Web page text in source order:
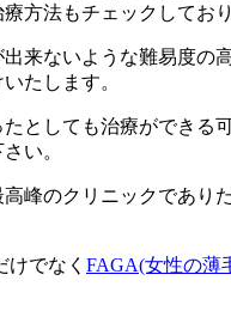
方法もチェックしており
来ないような難易度の
たします。
としても治療ができる
い。
峰のクリニックであり
でなく FAGA(女性の薄